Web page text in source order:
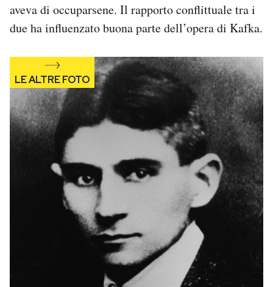
aveva di occuparsene. Il rapporto conflittuale tra i
due ha influenzato buona parte dell’opera di Kafka.